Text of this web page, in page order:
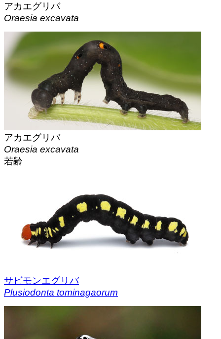
アカエグリバ
Oraesia excavata
アカエグリバ
Oraesia excavata
若齢
サビモンエグリバ
Plusiodonta tominagaorum